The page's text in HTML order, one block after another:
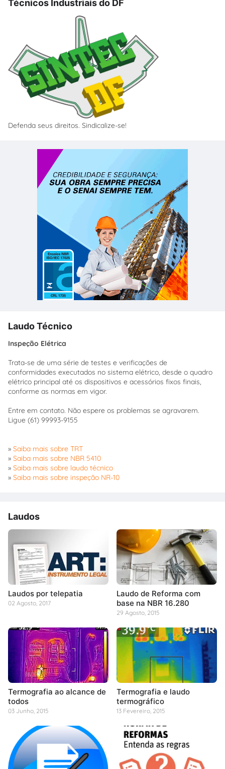
Técnicos Industriais do DF
Defenda seus direitos. Sindicalize-se!
Laudo Técnico
Inspeção Elétrica
Trata-se de uma série de testes e verificações de
conformidades executados no sistema elétrico, desde o quadro
elétrico principal até os dispositivos e acessórios fixos finais,
conforme as normas em vigor.
Entre em contato. Não espere os problemas se agravarem.
Ligue (61) 99993-9155
» Saiba mais sobre TRT
» Saiba mais sobre NBR 5410
» Saiba mais sobre laudo técnico
» Saiba mais sobre inspeção NR-10
Laudos
Laudos por telepatia
02 Agosto, 2017
Laudo de Reforma com
base na NBR 16.280
29 Agosto, 2015
Termografia ao alcance de
todos
03 Junho, 2015
Termografia e laudo
termográfico
13 Fevereiro, 2015